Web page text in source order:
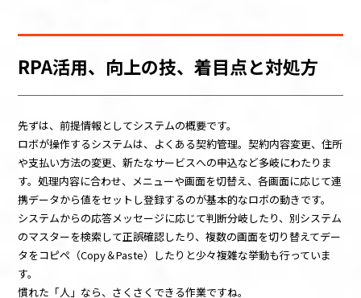
RPA活用、向上の技、着目点と対処方
先ずは、前提情報としてシステムの概要です。
ロボが操作するシステムは、よくある契約管理。契約内容変更、住所
や支払い方法の変更、新たなサービスへの申込など多岐にわたりま
す。処理内容に合わせ、メニューや画面を切替え、各画面に応じて連
携データから値をセットし登録するのが基本的なロボの動きです。
システムからの応答メッセージに応じて判断分岐したり、別システム
のマスターを検索して正誤確認したり、複数の画面を切り替えてデー
タをコピペ（Copy＆Paste）したりと少々複雑な挙動も行っていま
す。
慣れた「人」なら、さくさくできる作業ですね。